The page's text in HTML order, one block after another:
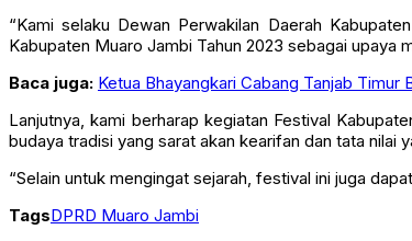
“Kami selaku Dewan Perwakilan Daerah
Kabupaten Muaro Jambi Tahun 2023 sebagai upaya
Baca juga: Ketua Bhayangkari Cabang Tanjab Timur
Lanjutnya, kami berharap kegiatan Festival
budaya tradisi yang sarat akan kearifan dan tata nilai
“Selain untuk mengingat sejarah, festival ini juga
TagsDPRD Muaro Jambi